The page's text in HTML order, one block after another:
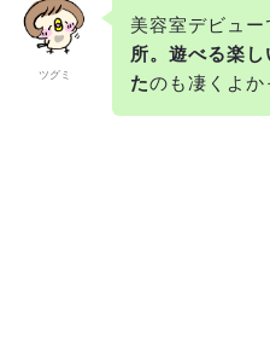
ツグミ
美容室デビュー
所。遊べる楽
たのも凄くよか